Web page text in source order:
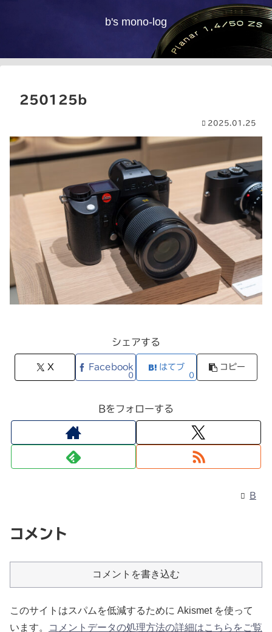
b's mono-log
250125b
2025.01.25
シェアする
X Facebook
0
はてブ
0
コピー
Bをフォローする
B
コメント
コメントを書き込む
このサイトはスパムを低減するために Akismet を使って
います。
コメントデータの処理方法の詳細はこちらをご覧